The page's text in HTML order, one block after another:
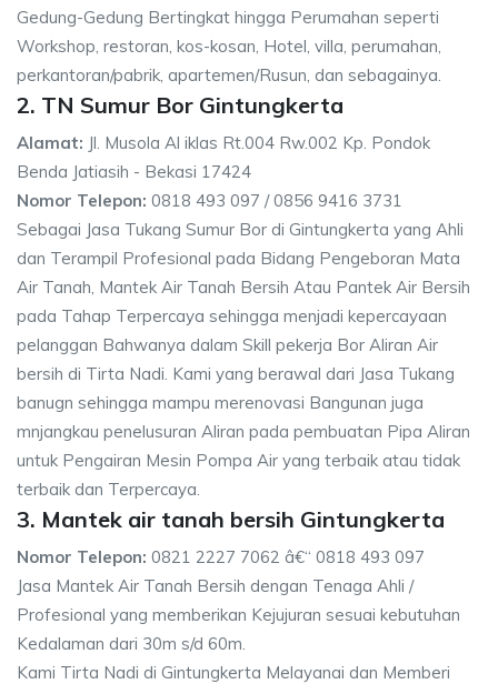
Gedung-Gedung Bertingkat hingga Perumahan seperti
Workshop, restoran, kos-kosan, Hotel, villa, perumahan,
perkantoran/pabrik, apartemen/Rusun, dan sebagainya.
2. TN Sumur Bor Gintungkerta
Alamat: Jl. Musola Al iklas Rt.004 Rw.002 Kp. Pondok
Benda Jatiasih - Bekasi 17424
Nomor Telepon: 0818 493 097 / 0856 9416 3731
Sebagai Jasa Tukang Sumur Bor di Gintungkerta yang Ahli
dan Terampil Profesional pada Bidang Pengeboran Mata
Air Tanah, Mantek Air Tanah Bersih Atau Pantek Air Bersih
pada Tahap Terpercaya sehingga menjadi kepercayaan
pelanggan Bahwanya dalam Skill pekerja Bor Aliran Air
bersih di Tirta Nadi. Kami yang berawal dari Jasa Tukang
banugn sehingga mampu merenovasi Bangunan juga
mnjangkau penelusuran Aliran pada pembuatan Pipa Aliran
untuk Pengairan Mesin Pompa Air yang terbaik atau tidak
terbaik dan Terpercaya.
3. Mantek air tanah bersih Gintungkerta
Nomor Telepon: 0821 2227 7062 â€“ 0818 493 097
Jasa Mantek Air Tanah Bersih dengan Tenaga Ahli /
Profesional yang memberikan Kejujuran sesuai kebutuhan
Kedalaman dari 30m s/d 60m.
Kami Tirta Nadi di Gintungkerta Melayanai dan Memberi